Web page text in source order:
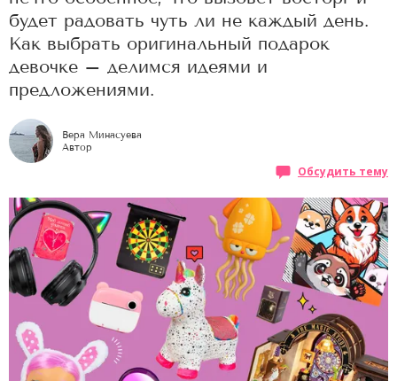
будет радовать чуть ли не каждый день.
Как выбрать оригинальный подарок
девочке – делимся идеями и
предложениями.
Вера Минасуева
Автор
Обсудить тему